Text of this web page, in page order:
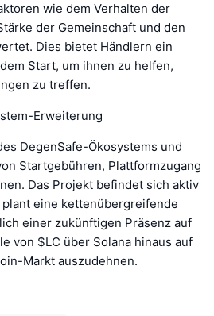
wie dem Verhalten der
der Gemeinschaft und den
Dies bietet Händlern ein
Start, um ihnen zu helfen,
zu treffen.
Erweiterung
DegenSafe-Ökosystems und
Startgebühren, Plattformzugang
Das Projekt befindet sich aktiv
eine kettenübergreifende
einer zukünftigen Präsenz auf
von $LC über Solana hinaus auf
Markt auszudehnen.